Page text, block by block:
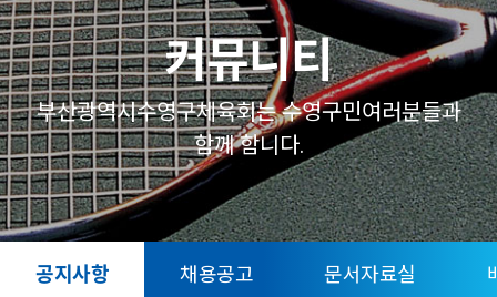
열기
열기
열기
열기
커뮤니티
부산광역시수영구체육회는 수영구민여러분들과
함께 함니다.
공지사항 채용공고 문서자료실